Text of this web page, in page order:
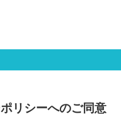
リシーへのご同意